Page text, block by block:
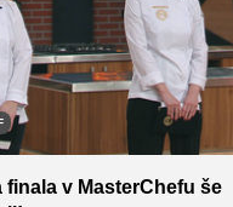
sodnikov. V članku
recepte štirih krožnikov,
finalni večer: dve
in dva
petite four posladka.
finala v MasterChefu še